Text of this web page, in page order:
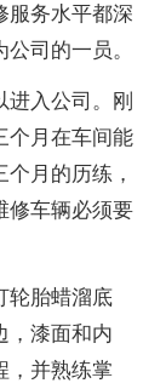
服务水平都深
司的一员。
入公司。刚
个月在车间能
月的历练，
修车辆必须要
轮胎蜡溜底
，漆面和内
，并熟练掌